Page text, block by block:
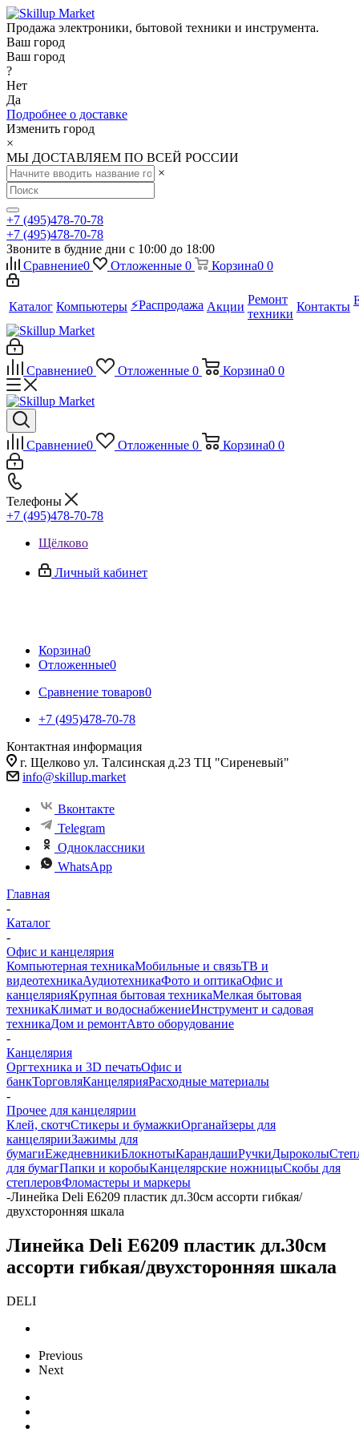
Продажа электроники, бытовой техники и инструмента.
Ваш город
Ваш город
?
Нет
Да
Подробнее о доставке
Изменить город
×
МЫ ДОСТАВЛЯЕМ ПО ВСЕЙ РОССИИ
×
+7 (495)478-70-78
+7 (495)478-70-78
Звоните в будние дни с 10:00 до 18:00
Сравнение0 Отложенные 0 Корзина0 0
Каталог Компьютеры ⚡️Распродажа Акции
Ремонт
техники
Контакты
Сравнение0 Отложенные 0 Корзина0 0
Сравнение0 Отложенные 0 Корзина0 0
Телефоны
+7 (495)478-70-78
Щёлково
Личный кабинет
Корзина0
Отложенные0
Сравнение товаров0
+7 (495)478-70-78
Контактная информация
г. Щелково ул. Талсинская д.23 ТЦ "Сиреневый"
info@skillup.market
Вконтакте
Telegram
Одноклассники
WhatsApp
Главная
-
Каталог
-
Офис и канцелярия
Компьютерная техникаМобильные и связьТВ и
видеотехникаАудиотехникаФото и оптикаОфис и
канцелярияКрупная бытовая техникаМелкая бытовая
техникаКлимат и водоснабжениеИнструмент и садовая
техникаДом и ремонтАвто оборудование
-
Канцелярия
Оргтехника и 3D печатьОфис и
банкТорговляКанцелярияРасходные материалы
-
Прочее для канцелярии
Клей, скотчСтикеры и бумажкиОрганайзеры для
канцелярииЗажимы для
бумагиЕжедневникиБлокнотыКарандашиРучкиДыроколы
для бумагПапки и коробыКанцелярские ножницыСкобы для
степлеровФломастеры и маркеры
-Линейка Deli E6209 пластик дл.30см ассорти гибкая/
двухсторонняя шкала
Линейка Deli E6209 пластик дл.30см
ассорти гибкая/двухсторонняя шкала
DELI
Previous
Next